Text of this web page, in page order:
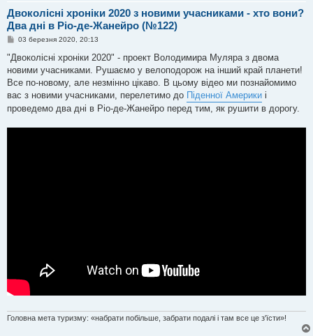
Двоколісні хроніки 2020 з новими учасниками - хто вони?
Два дні в Ріо-де-Жанейро (№122)
П
в
і
д
о
л
е
н
03 березня 2020, 20:13
"Двоколісні хроніки 2020" - проект Володимира Муляра з двома
новими учасниками. Рушаємо у велоподорож на інший край планети!
Все по-новому, але незмінно цікаво. В цьому відео ми познайомимо
вас з новими учасниками, перелетимо до Піденної Америки і
проведемо два дні в Ріо-де-Жанейро перед тим, як рушити в дорогу.
Головна мета туризму: «набрати побільше, забрати подалі і там все це з'їсти»!